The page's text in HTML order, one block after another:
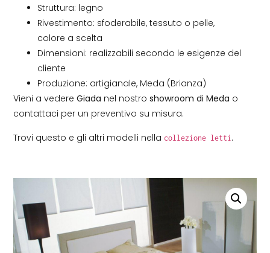
Struttura: legno
Rivestimento: sfoderabile, tessuto o pelle,
colore a scelta
Dimensioni: realizzabili secondo le esigenze del
cliente
Produzione: artigianale, Meda (Brianza)
Vieni a vedereGiada nel nostroshowroom di Meda o
contattaci per un preventivo su misura.
Trovi questo e gli altri modelli nellacollezione letti .